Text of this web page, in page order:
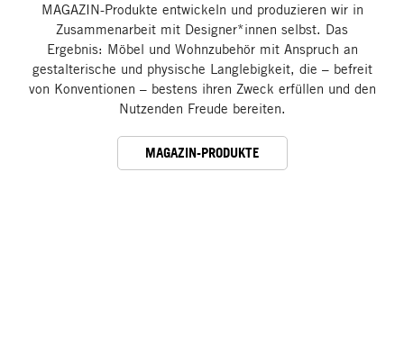
MAGAZIN-Produkte entwickeln und produzieren wir in
Zusammenarbeit mit Designer*innen selbst. Das
Ergebnis: Möbel und Wohnzubehör mit Anspruch an
gestalterische und physische Langlebigkeit, die – befreit
von Konventionen – bestens ihren Zweck erfüllen und den
Nutzenden Freude bereiten.
MAGAZIN-PRODUKTE